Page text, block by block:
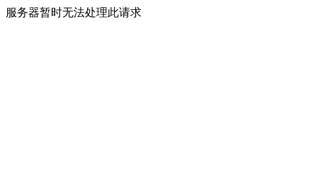
服务器暂时无法处理此请求